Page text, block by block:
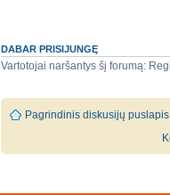
DABAR PRISIJUNGĘ
Vartotojai naršantys šį forumą:
Pagrindinis diskusijų puslapis